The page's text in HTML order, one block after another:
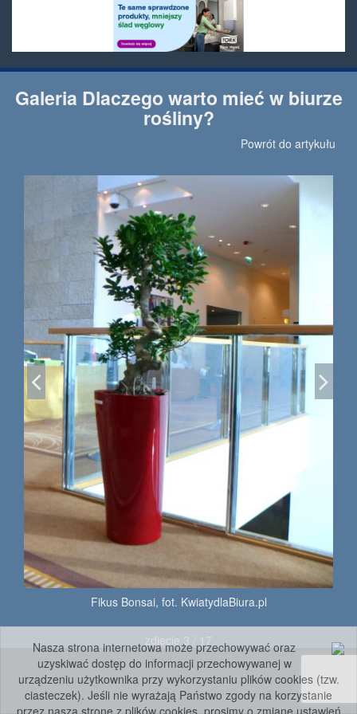
Nasza strona internetowa może przechowywać oraz
uzyskiwać dostęp do informacji przechowywanej w
urządzeniu użytkownika przy wykorzystaniu plików cookies (tzw.
ciasteczek). Jeśli nie wyrażają Państwo zgody na korzystanie
przez naszą stronę z plików cookies, prosimy o zmianę ustawień
Galeria Dlaczego warto mieć w biurze
rośliny?
Powrót do artykułu
Fikus Bonsai, fot. KwiatydlaBiura.pl
zdjecie 3 / 17